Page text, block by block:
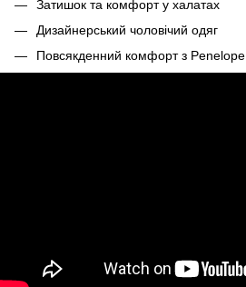
Затишок та комфорт у халатах
Дизайнерський чоловічий одяг
Повсякденний комфорт з Penelope